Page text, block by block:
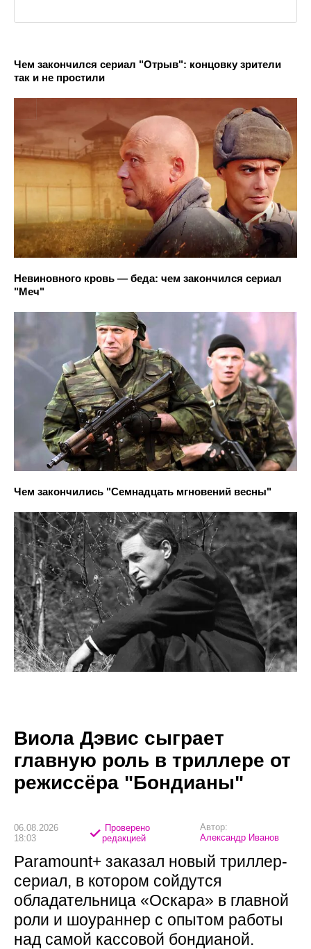
Чем закончился сериал "Отрыв": концовку зрители
так и не простили
Невиновного кровь — беда: чем закончился сериал
"Меч"
Чем закончились "Семнадцать мгновений весны"
Виола Дэвис сыграет
главную роль в триллере от
режиссёра "Бондианы"
06.08.2026
18:03
Проверено
редакцией
Автор:
Александр Иванов
Paramount+ заказал новый триллер-
сериал, в котором сойдутся
обладательница «Оскара» в главной
роли и шоураннер с опытом работы
над самой кассовой бондианой.